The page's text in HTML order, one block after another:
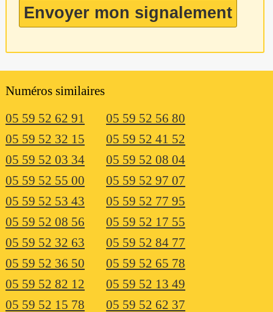
Numéros similaires
05 59 52 62 91
05 59 52 56 80
05 59 52 32 15
05 59 52 41 52
05 59 52 03 34
05 59 52 08 04
05 59 52 55 00
05 59 52 97 07
05 59 52 53 43
05 59 52 77 95
05 59 52 08 56
05 59 52 17 55
05 59 52 32 63
05 59 52 84 77
05 59 52 36 50
05 59 52 65 78
05 59 52 82 12
05 59 52 13 49
05 59 52 15 78
05 59 52 62 37